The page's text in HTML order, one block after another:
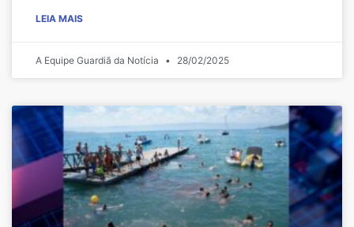
LEIA MAIS
A Equipe Guardiã da Notícia 28/02/2025